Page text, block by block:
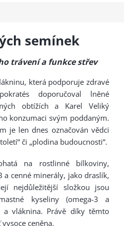
semínek
trávení a funkce střev
která podporuje zdravé
doporučoval lněné
obtížích a Karel Veliký
konzumaci svým poddaným.
je len dnes označován vědci
či „plodina budoucnosti“.
na rostlinné bílkoviny,
a cenné minerály, jako draslík,
nejdůležitější složkou jsou
kyseliny (omega-3 a
a vláknina. Právě díky těmto
ceněna.